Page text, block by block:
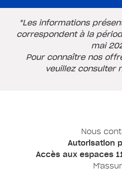
*Les informations
correspondent à la
mai
Pour connaître nos
veuillez consulter
Nous
Autorisation
Accès aux espaces